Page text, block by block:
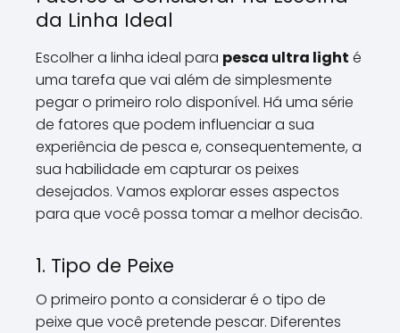
da Linha Ideal
Escolher a linha ideal para pesca ultra light é
uma tarefa que vai além de simplesmente
pegar o primeiro rolo disponível. Há uma série
de fatores que podem influenciar a sua
experiência de pesca e, consequentemente, a
sua habilidade em capturar os peixes
desejados. Vamos explorar esses aspectos
para que você possa tomar a melhor decisão.
1. Tipo de Peixe
O primeiro ponto a considerar é o tipo de
peixe que você pretende pescar. Diferentes